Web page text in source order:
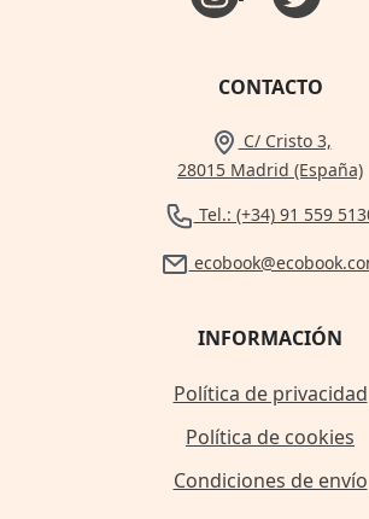
CONTACTO
C/ Cristo 3,
28015 Madrid (España)
Tel.: (+34) 91 559
INFORMACIÓN
Política de privacidad
Política de cookies
Condiciones de envío